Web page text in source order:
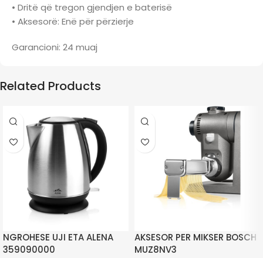
• Dritë që tregon gjendjen e baterisë
• Aksesorë: Enë për përzierje
Garancioni: 24 muaj
Related Products
NGROHESE UJI ETA ALENA
359090000
AKSESOR PER MIKSER BOSCH
MUZ8NV3